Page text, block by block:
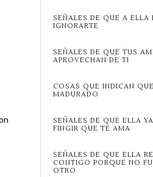
SEÑALES DE QUE A ELLA
IGNORARTE
SEÑALES DE QUE TUS
APROVECHAN DE TI
COSAS QUE INDICAN
MADURADO
SEÑALES DE QUE ELLA
FINGIR QUE TE AMA
SEÑALES DE QUE ELLA
CONTIGO PORQUE NO
OTRO